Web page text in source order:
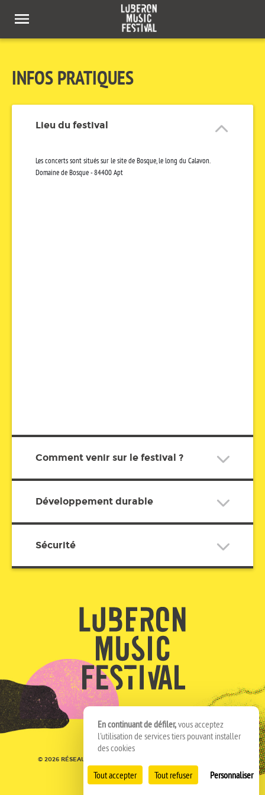
INFOS PRATIQUES
Lieu du festival
Les concerts sont situés sur le site de Bosque, le long du Calavon.
Domaine de Bosque - 84400 Apt
Comment venir sur le festival ?
Développement durable
Sécurité
© 2026 RÉSEAU SPEDIDAM
En continuant de défiler,vous acceptez
l'utilisation de services tiers pouvant installer
des cookies
Tout accepter Tout refuser Personnaliser